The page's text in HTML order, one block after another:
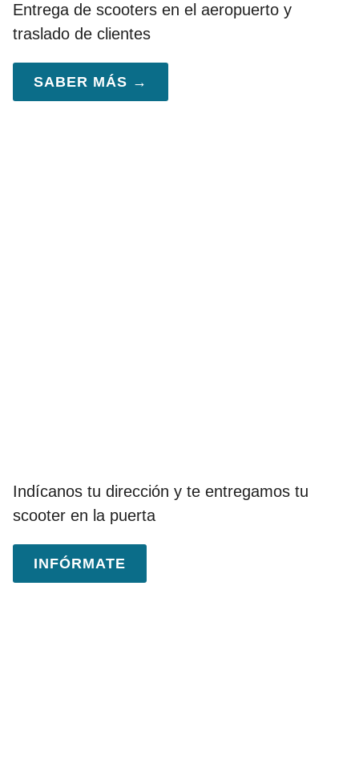
Entrega de scooters en el aeropuerto y
traslado de clientes
SABER MÁS →
Indícanos tu dirección y te entregamos tu
scooter en la puerta
INFÓRMATE